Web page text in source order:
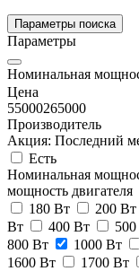
Параметры поиска
Параметры
Номинальная
Цена
55000265000
Производитель
Акция: Последний
Есть
Номинальная
мощность двигателя
180 Вт
200 Вт
Вт
400 Вт
800 Вт
1000 Вт
1600 Вт
1700 Вт